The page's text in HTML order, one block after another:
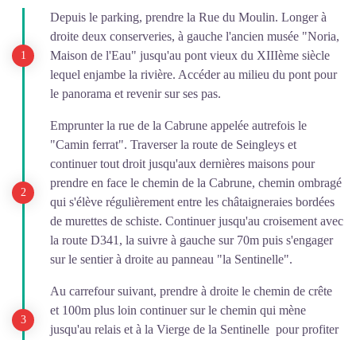
Depuis le parking, prendre la Rue du Moulin. Longer à
droite deux conserveries, à gauche l'ancien musée "Noria,
Maison de l'Eau" jusqu'au pont vieux du XIIIème siècle
lequel enjambe la rivière. Accéder au milieu du pont pour
le panorama et revenir sur ses pas.
Emprunter la rue de la Cabrune appelée autrefois le
"Camin ferrat". Traverser la route de Seingleys et
continuer tout droit jusqu'aux dernières maisons pour
prendre en face le chemin de la Cabrune, chemin ombragé
qui s'élève régulièrement entre les châtaigneraies bordées
de murettes de schiste. Continuer jusqu'au croisement avec
la route D341, la suivre à gauche sur 70m puis s'engager
sur le sentier à droite au panneau "la Sentinelle".
Au carrefour suivant, prendre à droite le chemin de crête
et 100m plus loin continuer sur le chemin qui mène
jusqu'au relais et à la Vierge de la Sentinelle pour profiter